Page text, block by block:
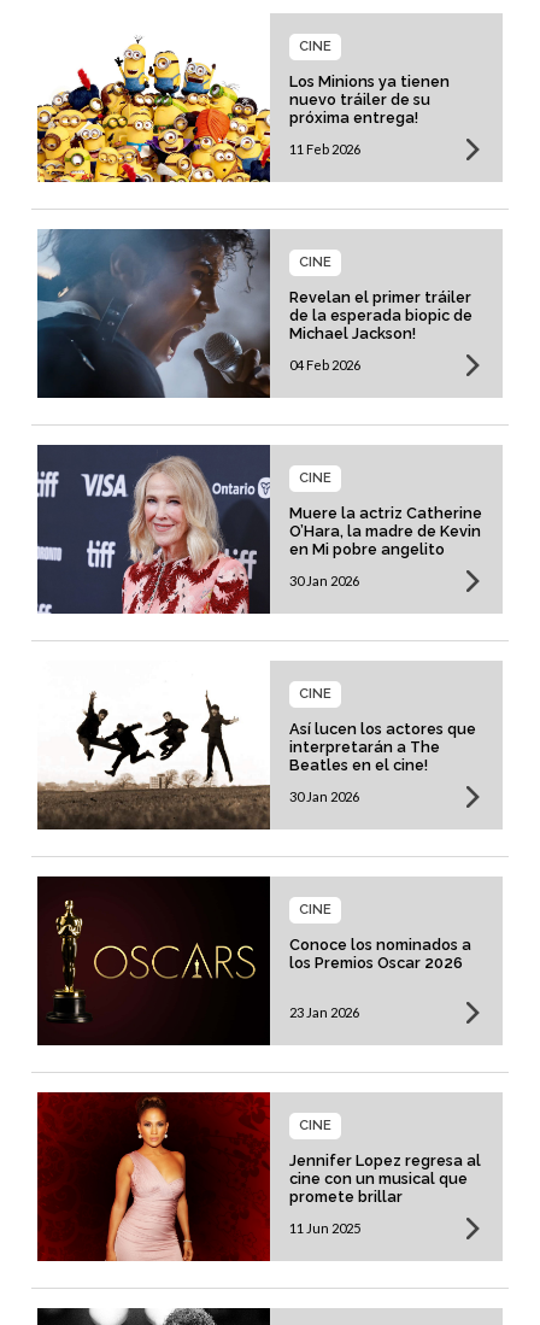
Los Minions ya tienen
nuevo tráiler de su
próxima entrega!
CINE
11 Feb 2026
Revelan el primer tráiler
de la esperada biopic de
Michael Jackson!
CINE
04 Feb 2026
Muere la actriz Catherine
O’Hara, la madre de Kevin
en Mi pobre angelito
CINE
30 Jan 2026
Así lucen los actores que
interpretarán a The
Beatles en el cine!
CINE
30 Jan 2026
Conoce los nominados a
los Premios Oscar 2026
CINE
23 Jan 2026
Jennifer Lopez regresa al
cine con un musical que
promete brillar
CINE
11 Jun 2025